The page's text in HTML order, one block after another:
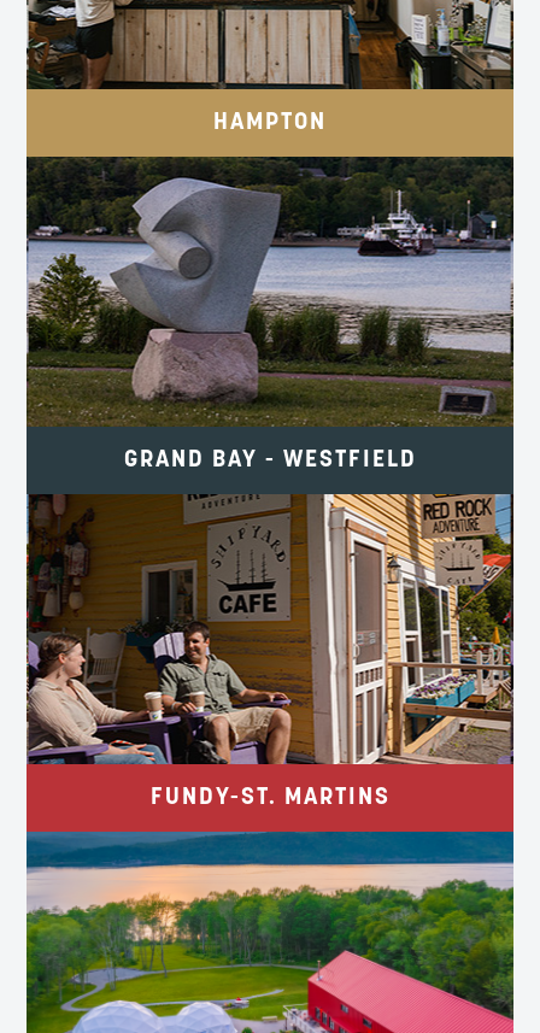
HAMPTON
TownOfHampton.ca
GRAND BAY - WESTFIELD
SENTIERS PATRIMONIAUX, VUES SUR
LA RIVIÈRE ET PROMENADES EN
TRAVERSIER.
GrandBayWestfield.ca
FUNDY-ST. MARTINS
LES PLUS HAUTES MARÉES DU
MONDE, D’ANCIENS ROCHERS ET DES
GROTTES MARINES.
StMartinsCanada.com
ESPACE ET BONTÉ MAISON